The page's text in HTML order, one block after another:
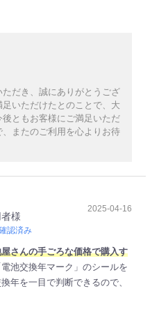
だき、誠にありがとうござ
いただけたとのことで、大
ともお客様にご満足いただ
またのご利用を心よりお待
様
認済み
2025-04-16
さんの手ごろな価格で購入す
池交換年マーク」のシールを
年を一目で判断できるので、